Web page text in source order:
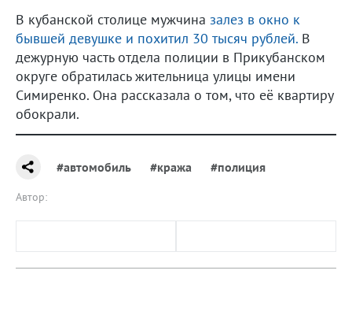
В кубанской столице мужчина залез в окно к
бывшей девушке и похитил 30 тысяч рублей. В
дежурную часть отдела полиции в Прикубанском
округе обратилась жительница улицы имени
Симиренко. Она рассказала о том, что её квартиру
обокрали.
#автомобиль #кража #полиция
Автор: